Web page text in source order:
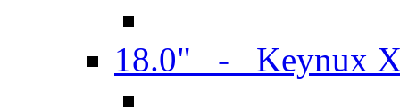
18.0" - Keynux